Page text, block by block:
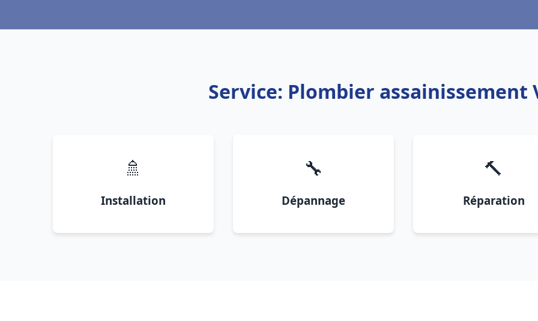
Service: Plombier assainissement
🚿
Installation
🔧
Dépannage
🔨
Réparation